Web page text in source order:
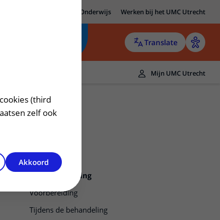
Onderwijs Werken bij het UMC Utrecht
Translate
Mijn UMC Utrecht
Borstverkleining
Voorbereiding
Tijdens de behandeling
(third
zelf ook
Akkoord